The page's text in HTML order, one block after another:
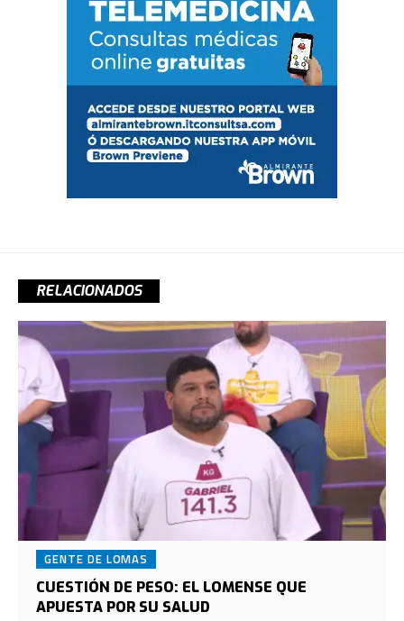
RELACIONADOS
GENTE DE LOMAS
CUESTIÓN DE PESO: EL LOMENSE QUE
APUESTA POR SU SALUD